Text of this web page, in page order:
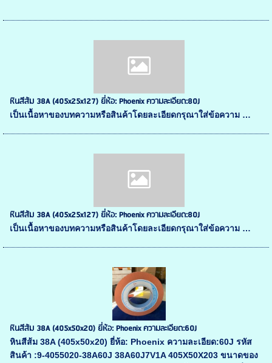
หินสีส้ม 38A (405x25x127) ยี่ห้อ: Phoenix ความละเอียด:80J
เป็นเนื้อหาของบทความหรือสินค้าโดยละเอียดกรุณาใส่ข้อความ …
หินสีส้ม 38A (405x25x127) ยี่ห้อ: Phoenix ความละเอียด:80J
เป็นเนื้อหาของบทความหรือสินค้าโดยละเอียดกรุณาใส่ข้อความ …
หินสีส้ม 38A (405x50x20) ยี่ห้อ: Phoenix ความละเอียด:60J
หินสีส้ม 38A (405x50x20) ยี่ห้อ: Phoenix ความละเอียด:60J รหัส
สินค้า :9-4055020-38A60J 38A60J7V1A 405X50X203 ขนาดของ